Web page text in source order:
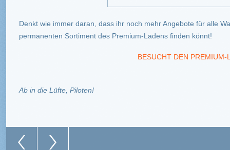
Denkt wie immer daran, dass ihr noch mehr Angebote für alle
permanenten Sortiment des Premium-Ladens finden könnt!
BESUCHT DEN PREMIUM-
Ab in die Lüfte, Piloten!